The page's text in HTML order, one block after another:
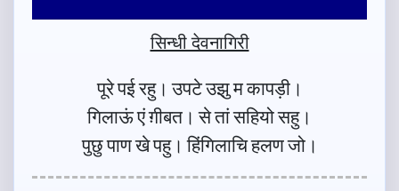
सिन्धी देवनागिरी
पूरे पई रहु। उपटे उझु म कापड़ी।
गिलाऊं एं ग़ीबत। से तां सहियो सहु।
पुछु पाण खे पहु। हिंगिलाचि हलण जो।